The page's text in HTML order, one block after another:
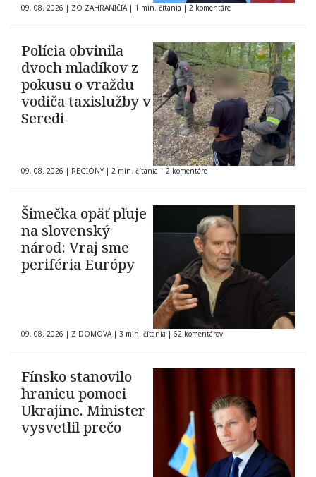
09. 08. 2026 | ZO ZAHRANIČIA | 1 min. čítania | 2 komentáre
Polícia obvinila
dvoch mladíkov z
pokusu o vraždu
vodiča taxislužby v
Seredi
09. 08. 2026 | REGIÓNY | 2 min. čítania | 2 komentáre
Šimečka opäť pľuje
na slovenský
národ: Vraj sme
periféria Európy
09. 08. 2026 | Z DOMOVA | 3 min. čítania | 62 komentárov
Fínsko stanovilo
hranicu pomoci
Ukrajine. Minister
vysvetlil prečo